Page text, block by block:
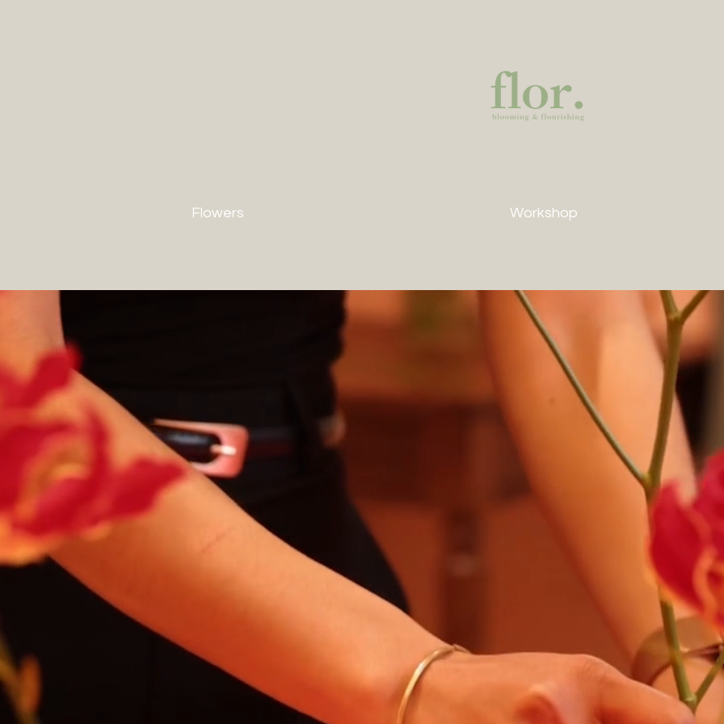
Flowers Workshop